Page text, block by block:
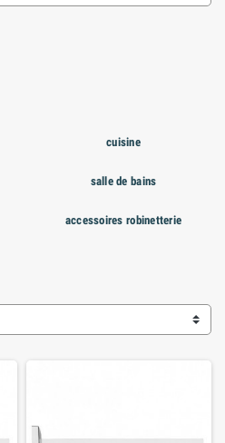
cuisine
salle de bains
accessoires robinetterie